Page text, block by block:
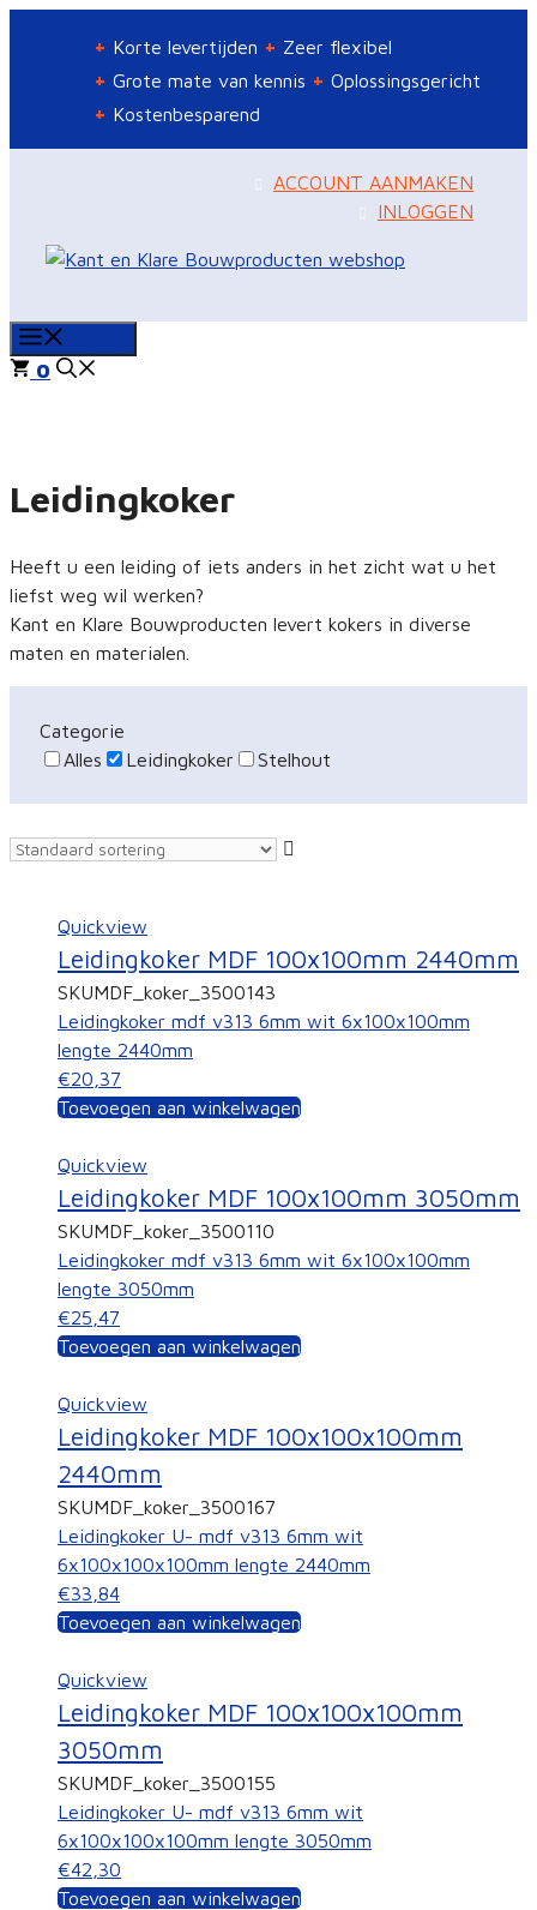
Korte levertijden
Zeer flexibel
Grote mate van kennis
Oplossingsgericht
Kostenbesparend
ACCOUNT AANMAKEN
INLOGGEN
0
Leidingkoker
Heeft u een leiding of iets anders in het zicht wat u het
liefst weg wil werken?
Kant en Klare Bouwproducten levert kokers in diverse
maten en materialen.
Categorie
Alles
Leidingkoker Stelhout
Quickview
Leidingkoker MDF 100x100mm 2440mm
SKUMDF_koker_3500143
Leidingkoker mdf v313 6mm wit 6x100x100mm
lengte 2440mm
€20,37
Toevoegen aan winkelwagen
Quickview
Leidingkoker MDF 100x100mm 3050mm
SKUMDF_koker_3500110
Leidingkoker mdf v313 6mm wit 6x100x100mm
lengte 3050mm
€25,47
Toevoegen aan winkelwagen
Quickview
Leidingkoker MDF 100x100x100mm
2440mm
SKUMDF_koker_3500167
Leidingkoker U- mdf v313 6mm wit
6x100x100x100mm lengte 2440mm
€33,84
Toevoegen aan winkelwagen
Quickview
Leidingkoker MDF 100x100x100mm
3050mm
SKUMDF_koker_3500155
Leidingkoker U- mdf v313 6mm wit
6x100x100x100mm lengte 3050mm
€42,30
Toevoegen aan winkelwagen